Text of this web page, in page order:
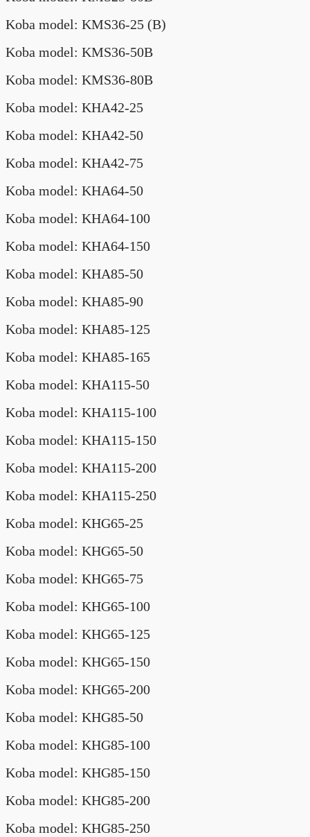
Koba model: KMS36-25 (B)
Koba model: KMS36-50B
Koba model: KMS36-80B
Koba model: KHA42-25
Koba model: KHA42-50
Koba model: KHA42-75
Koba model: KHA64-50
Koba model: KHA64-100
Koba model: KHA64-150
Koba model: KHA85-50
Koba model: KHA85-90
Koba model: KHA85-125
Koba model: KHA85-165
Koba model: KHA115-50
Koba model: KHA115-100
Koba model: KHA115-150
Koba model: KHA115-200
Koba model: KHA115-250
Koba model: KHG65-25
Koba model: KHG65-50
Koba model: KHG65-75
Koba model: KHG65-100
Koba model: KHG65-125
Koba model: KHG65-150
Koba model: KHG65-200
Koba model: KHG85-50
Koba model: KHG85-100
Koba model: KHG85-150
Koba model: KHG85-200
Koba model: KHG85-250